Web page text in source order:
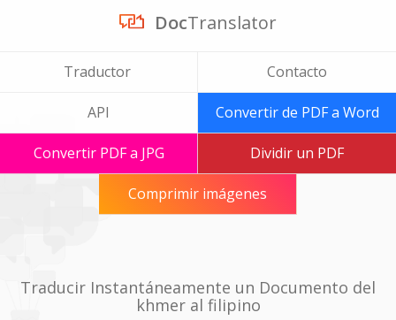
DocTranslator
Traductor Contacto
API Convertir de PDF a Word
Convertir PDF a JPG Dividir un PDF
Comprimir imágenes
Traducir Instantáneamente un Documento del
khmer al filipino